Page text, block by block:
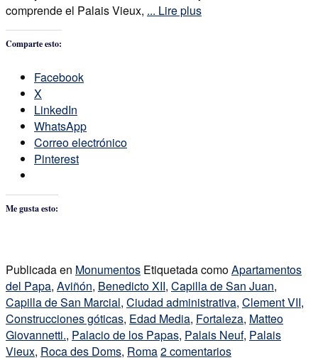
comprende el Palais Vieux, ... Lire plus
Comparte esto:
Facebook
X
LinkedIn
WhatsApp
Correo electrónico
Pinterest
Me gusta esto:
Publicada en Monumentos Etiquetada comoApartamentos
del Papa, Aviñón, Benedicto XII, Capilla de San Juan,
Capilla de San Marcial, Ciudad administrativa, Clement VII,
Construcciones góticas, Edad Media, Fortaleza, Matteo
Giovannetti., Palacio de los Papas, Palais Neuf, Palais
Vieux, Roca des Doms, Roma2 comentarios